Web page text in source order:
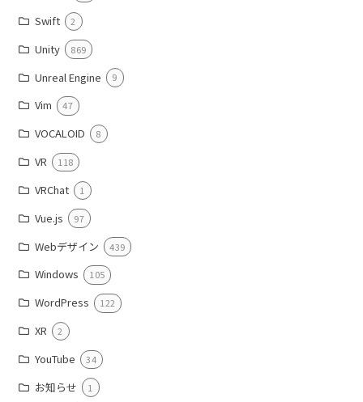
Swift
2
Unity 869
Unreal Engine 9
Vim 47
VOCALOID 8
VR 118
VRChat 1
Vue.js 97
Webデザイン 439
Windows 105
WordPress 122
XR 2
YouTube 34
お知らせ 1